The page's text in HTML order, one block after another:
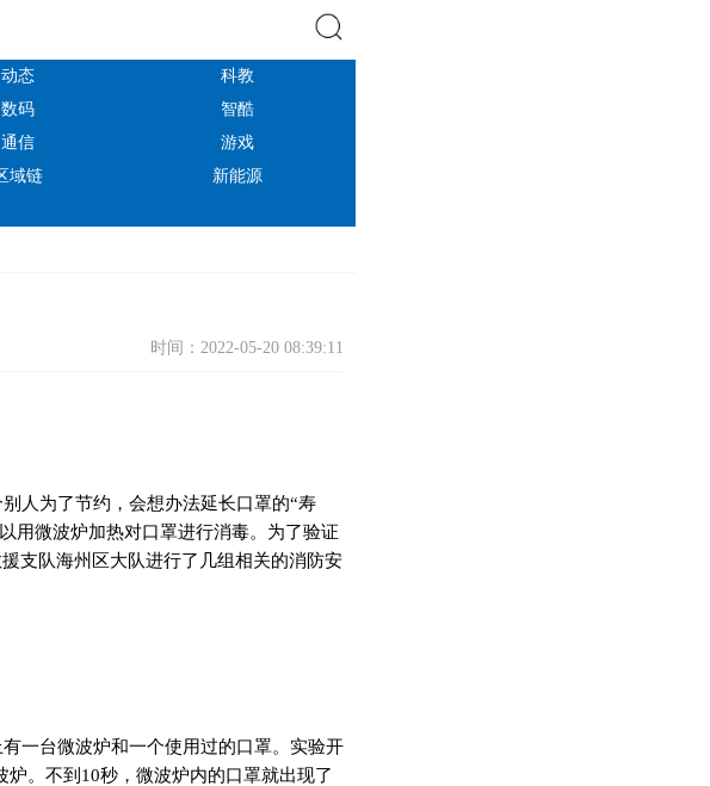
动态
科教
数码
智酷
通信
游戏
域链
新能源
时间：2022-05-20 08:39:11
人为了节约，会想办法延长口罩的“寿
用微波炉加热对口罩进行消毒。为了验证
支队海州区大队进行了几组相关的消防安
台微波炉和一个使用过的口罩。实验开
。不到10秒，微波炉内的口罩就出现了